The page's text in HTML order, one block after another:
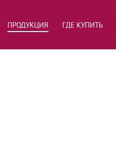
ПРОДУКЦИЯ ГДЕ КУПИТЬ